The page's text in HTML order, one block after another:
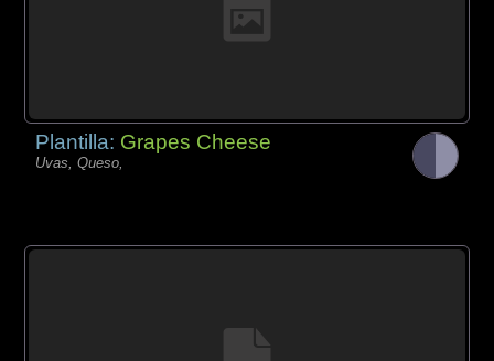
Plantilla: Grapes Cheese
Uvas, Queso,